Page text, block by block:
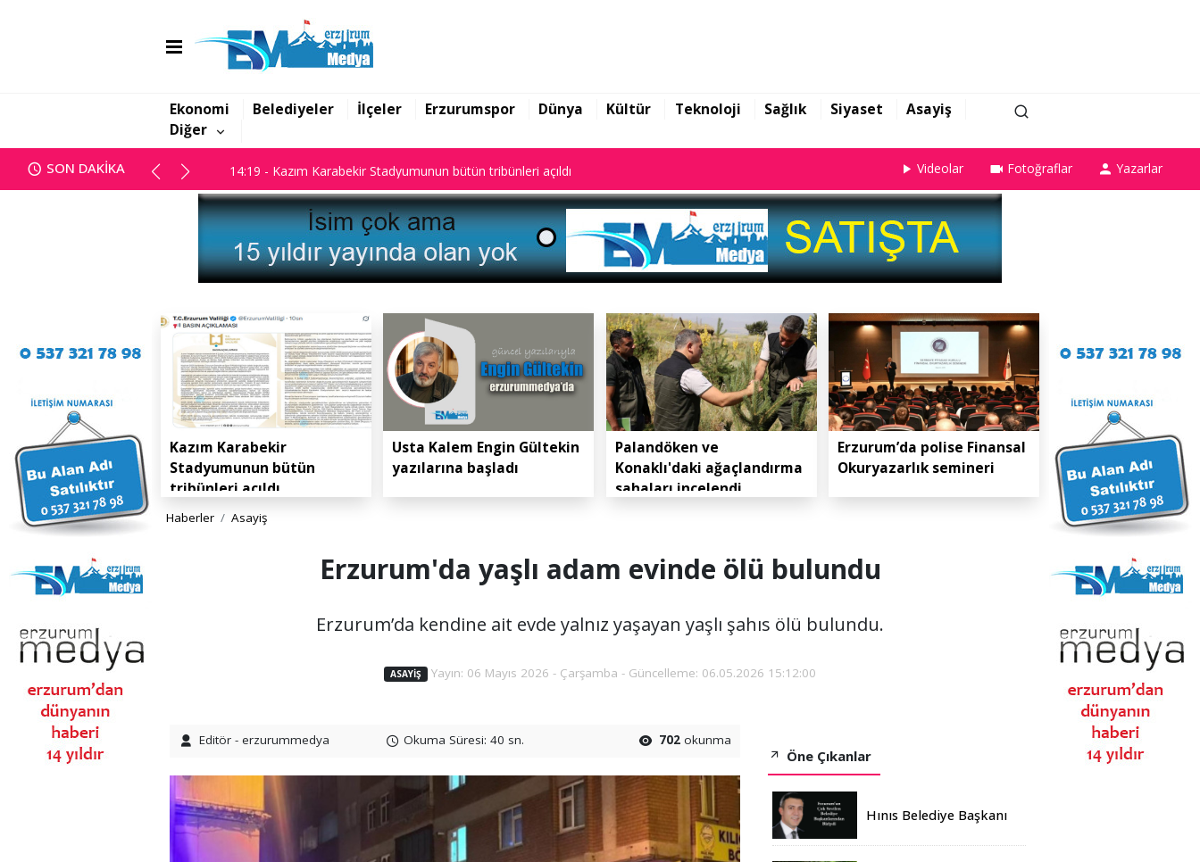
Ekonomi Belediyeler İlçeler Erzurumspor Dünya Kültür Teknoloji Sağlık Siyaset
Asayiş
Diğer
SON DAKİKA
14:10 - Usta Kalem Engin Gültekin yazılarına başladı
14:19 - Kazım Karabekir Stadyumunun bütün tribünleri açıldı
14:19 - Kazım Karabekir Stadyumunun bütün tribünleri açıldı Videolar Fotoğraflar Yazarlar
Kazım Karabekir
Stadyumunun bütün
tribünleri açıldı
Usta Kalem Engin Gültekin
yazılarına başladı
Palandöken ve
Konaklı'daki ağaçlandırma
sahaları incelendi
Erzurum’da polise Finansal
Okuryazarlık semineri
Haberler Asayiş
Erzurum'da yaşlı adam evinde ölü bulundu
Erzurum’da kendine ait evde yalnız yaşayan yaşlı şahıs ölü bulundu.
ASAYIŞ Yayın: 06 Mayıs 2026 - Çarşamba - Güncelleme: 06.05.2026 15:12:00
Editör - erzurummedya Okuma Süresi: 40 sn. 702 okunma
Öne Çıkanlar
Hınıs Belediye Başkanı